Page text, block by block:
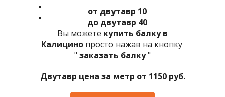
от двутавр 10
до двутавр 40
Вы можете купить балку в
Калицино просто нажав на кнопку
" заказать балку"
Двутавр цена за метр от 1150 руб.